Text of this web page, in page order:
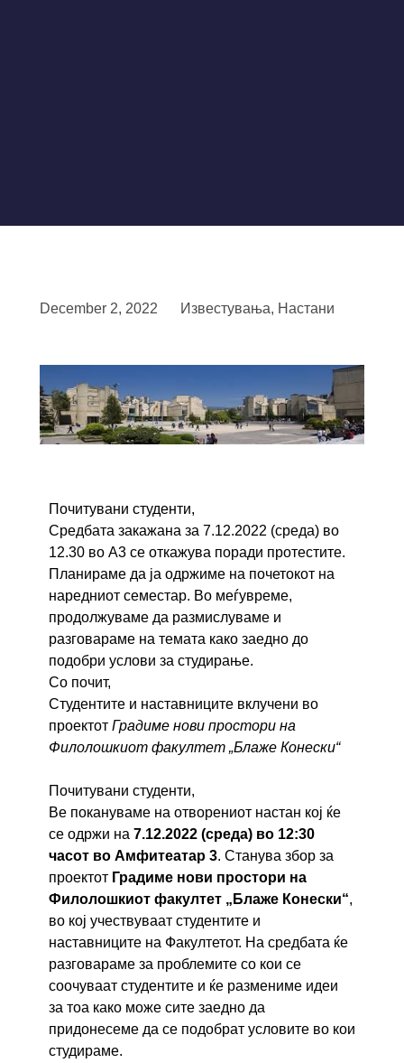
December 2, 2022 Известувања, Настани
Почитувани студенти,
Средбата закажана за 7.12.2022 (среда) во
12.30 во А3 се откажува поради протестите.
Планираме да ја одржиме на почетокот на
наредниот семестар. Во меѓувреме,
продолжуваме да размислуваме и
разговараме на темата како заедно до
подобри услови за студирање.
Со почит,
Студентите и наставниците вклучени во
проектот Градиме нови простори на
Филолошкиот факултет „Блаже Конески“
Почитувани студенти,
Ве покануваме на отворениот настан кој ќе
се одржи на 7.12.2022 (среда) во 12:30
часот во Амфитеатар 3. Станува збор за
проектот Градиме нови простори на
Филолошкиот факултет „Блаже Конески“,
во кој учествуваат студентите и
наставниците на Факултетот. На средбата ќе
разговараме за проблемите со кои се
соочуваат студентите и ќе размениме идеи
за тоа како може сите заедно да
придонесеме да се подобрат условите во кои
студираме.